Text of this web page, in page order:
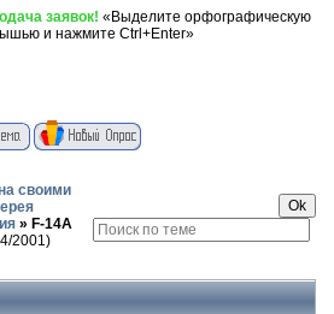
заявок! «Выделите орфографическую
и нажмите Ctrl+Enter»
своими
» F-14A
2001)